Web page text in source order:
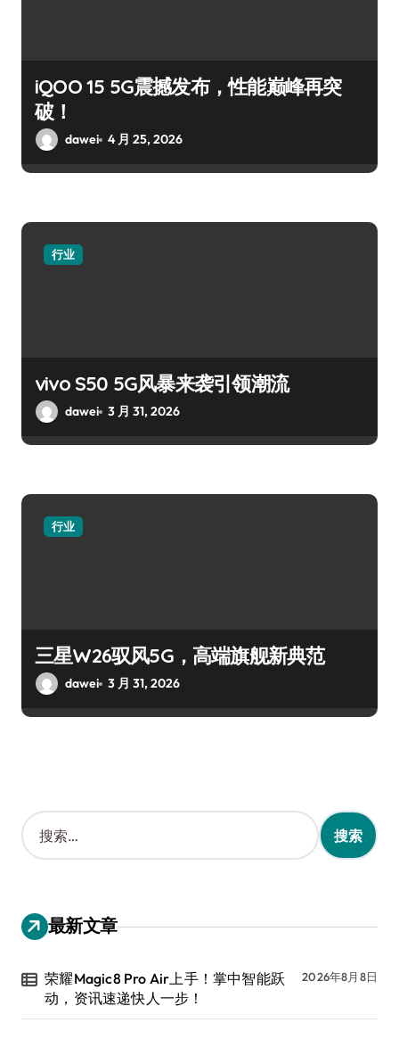
iQOO 15 5G震撼发布，性能巅峰再突
破！
dawei 4 月 25, 2026
行业
vivo S50 5G风暴来袭引领潮流
dawei 3 月 31, 2026
行业
三星W26驭风5G，高端旗舰新典范
dawei 3 月 31, 2026
搜
索
：
最新文章
荣耀Magic8 Pro Air上手！掌中智能跃
动，资讯速递快人一步！
2026年8月8日